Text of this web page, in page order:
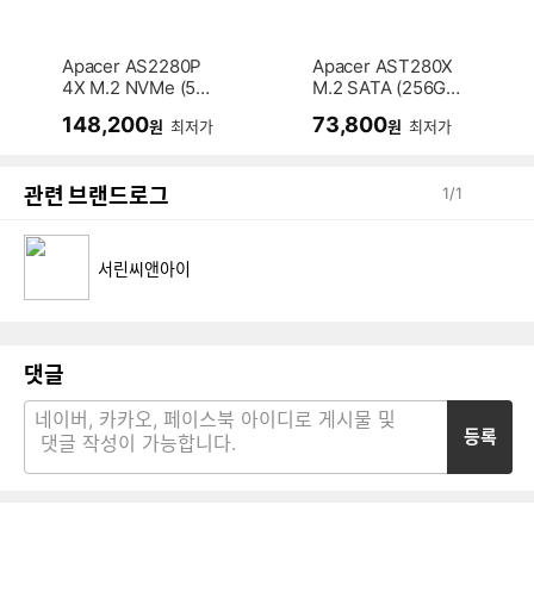
Apacer AS2280P
4X M.2 NVMe (51
148,200원 최저가
Apacer AST280X
M.2 SATA (256G
73,800원 최저가
관련 브랜드로그 1/1
서린씨앤아이
댓글
등록